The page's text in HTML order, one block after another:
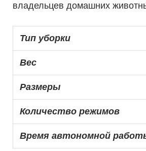
владельцев домашних
Тип уборки
Вес
Размеры
Количество режимов
Время автономной